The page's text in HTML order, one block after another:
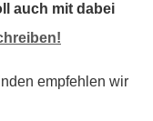
auch mit dabei
empfehlen wir